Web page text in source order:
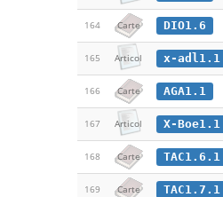
164 Carte DIO1.6
165 Articol x-adl1.1
166 Carte AGA1.1
167 Articol X-Boe1.1
168 Carte TAC1.6.1
169 Carte TAC1.7.1